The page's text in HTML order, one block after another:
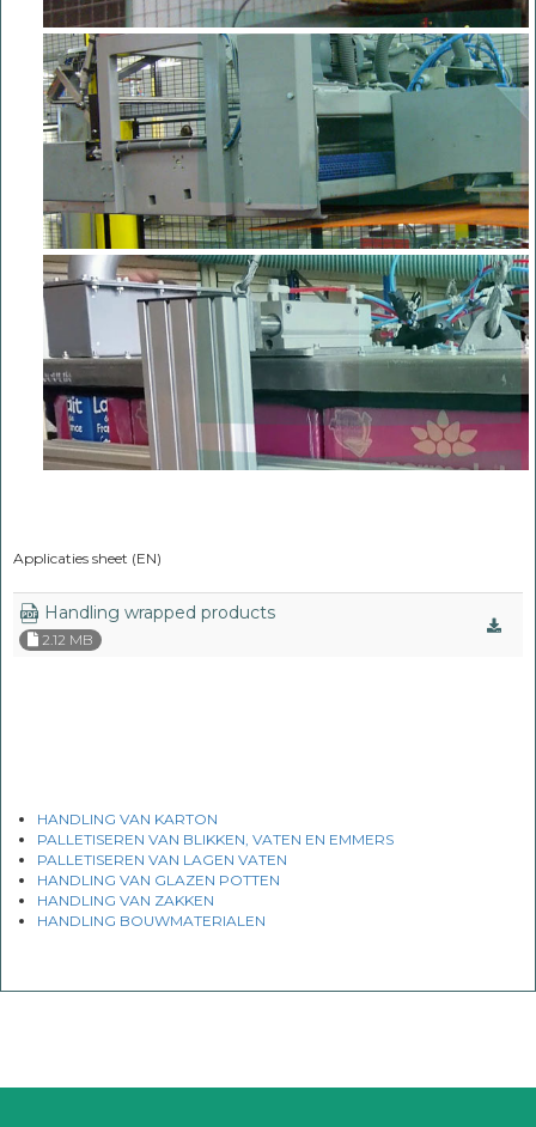
Applicaties sheet (EN)
Handling wrapped products
2.12 MB
HANDLING VAN KARTON
PALLETISEREN VAN BLIKKEN, VATEN EN EMMERS
PALLETISEREN VAN LAGEN VATEN
HANDLING VAN GLAZEN POTTEN
HANDLING VAN ZAKKEN
HANDLING BOUWMATERIALEN